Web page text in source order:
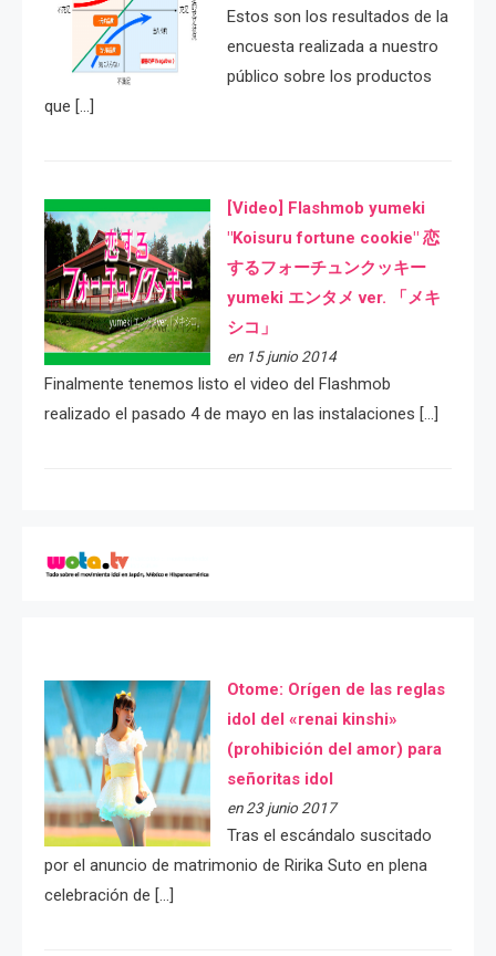
Estos son los resultados de la
encuesta realizada a nuestro
público sobre los productos
que […]
[Video] Flashmob yumeki
"Koisuru fortune cookie" 恋
するフォーチュンクッキー
yumeki エンタメ ver. 「メキ
シコ」
en 15 junio 2014
Finalmente tenemos listo el video del Flashmob
realizado el pasado 4 de mayo en las instalaciones […]
Otome: Orígen de las reglas
idol del «renai kinshi»
(prohibición del amor) para
señoritas idol
en 23 junio 2017
Tras el escándalo suscitado
por el anuncio de matrimonio de Ririka Suto en plena
celebración de […]